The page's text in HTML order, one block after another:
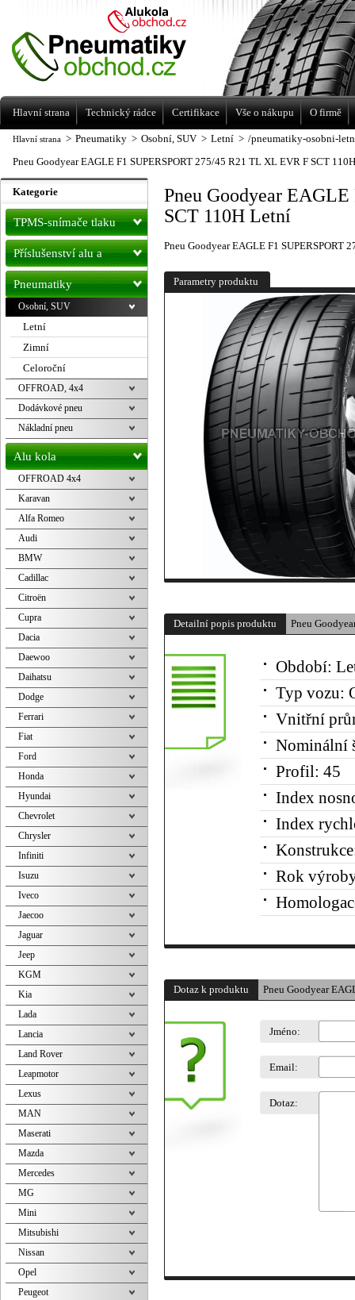
Hlavní strana > Pneumatiky > Osobní, SUV > Letní > /pneumatiky-osobni-
Pneu Goodyear EAGLE F1 SUPERSPORT 275/45 R21 TL XL EVR F SCT
Pneu Goodyear
SCT 110H Letní
Pneu Goodyear EAGLE F1
Parametry produktu
Detailní popis produktu Pneu
Období:
Typ vozu:
Vnitřní
Nominální
Profil: 45
Index
Index
Rok
Dotaz k produktu Pneu Goodyear
Jméno:
Email:
Dotaz:
Kategorie
TPMS-snímače tlaku
Příslušenství alu a
pneu
Pneumatiky
Osobní, SUV
Letní
Zimní
Celoroční
OFFROAD, 4x4
Dodávkové pneu
Nákladní pneu
Alu kola
OFFROAD 4x4
Karavan
Alfa Romeo
Audi
BMW
Cadillac
Citroën
Cupra
Dacia
Daewoo
Daihatsu
Dodge
Ferrari
Fiat
Ford
Honda
Hyundai
Chevrolet
Chrysler
Infiniti
Isuzu
Iveco
Jaecoo
Jaguar
Jeep
KGM
Kia
Lada
Lancia
Land Rover
Leapmotor
Lexus
MAN
Maserati
Mazda
Mercedes
MG
Mini
Mitsubishi
Nissan
Opel
Peugeot
Levné pneumatiky letní, zimní, Alu kola
a litá kola Racing Line
Hlavní strana Technický rádce Certifikace Vše o nákupu O firmě